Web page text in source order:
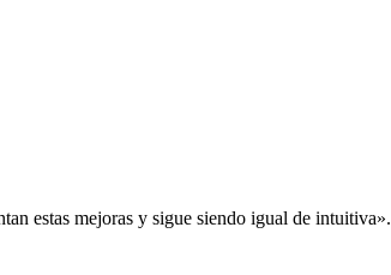
estas mejoras y sigue siendo igual de intuitiva».